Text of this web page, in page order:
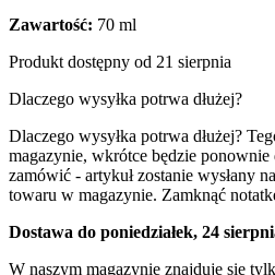
Zawartość: 70 ml
Produkt dostępny od 21 sierpnia
Dlaczego wysyłka potrwa dłużej?
Dlaczego wysyłka potrwa dłużej?
magazynie, wkrótce będzie ponownie
zamówić - artykuł zostanie wysłany
towaru w magazynie. Zamknąć
Dostawa do poniedziałek, 24
W naszym magazynie znajduje się